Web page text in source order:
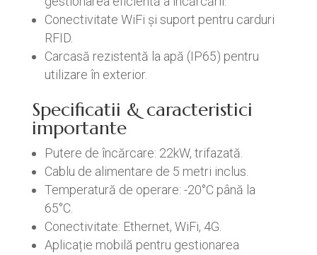
Conectivitate WiFi și suport pentru carduri
RFID.
Carcasă rezistentă la apă (IP65) pentru
utilizare în exterior.
Specificatii & caracteristici
importante
Putere de încărcare: 22kW, trifazată.
Cablu de alimentare de 5 metri inclus.
Temperatură de operare: -20°C până la
65°C.
Conectivitate: Ethernet, WiFi, 4G.
Aplicație mobilă pentru gestionarea